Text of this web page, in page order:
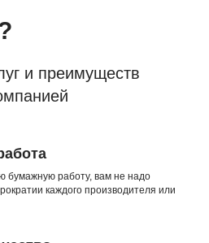
и преимуществ
бумажную работу, вам не надо
каждого производителя или